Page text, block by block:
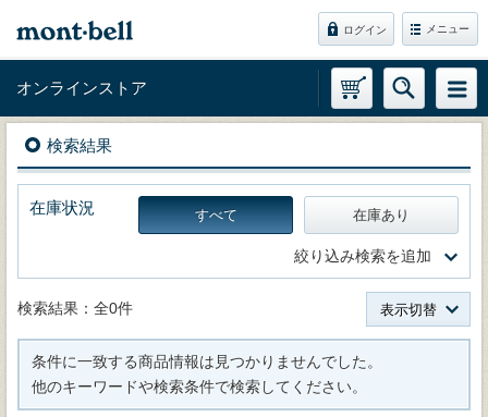
ログイン メニュー
オンラインストア
検索結果
在庫状況 すべて 在庫あり
絞り込み検索を追加
検索結果：全0件 表示切替
条件に一致する商品情報は見つかりませんでした。
他のキーワードや検索条件で検索してください。